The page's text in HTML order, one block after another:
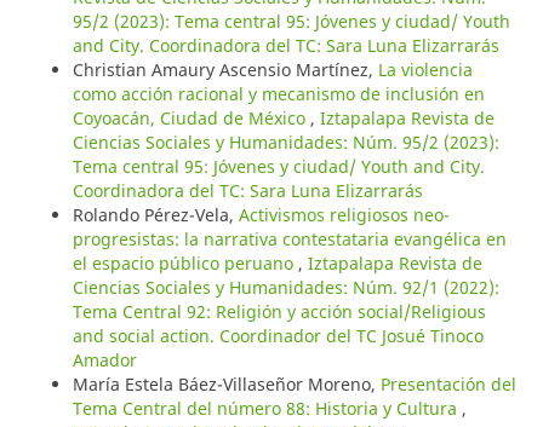
95/2 (2023): Tema central 95: Jóvenes y ciudad/ Youth
and City. Coordinadora del TC: Sara Luna Elizarrarás
Christian Amaury Ascensio Martínez, La violencia
como acción racional y mecanismo de inclusión en
Coyoacán, Ciudad de México , Iztapalapa Revista de
Ciencias Sociales y Humanidades: Núm. 95/2 (2023):
Tema central 95: Jóvenes y ciudad/ Youth and City.
Coordinadora del TC: Sara Luna Elizarrarás
Rolando Pérez-Vela, Activismos religiosos neo-
progresistas: la narrativa contestataria evangélica en
el espacio público peruano , Iztapalapa Revista de
Ciencias Sociales y Humanidades: Núm. 92/1 (2022):
Tema Central 92: Religión y acción social/Religious
and social action. Coordinador del TC Josué Tinoco
Amador
María Estela Báez-Villaseñor Moreno, Presentación del
Tema Central del número 88: Historia y Cultura ,